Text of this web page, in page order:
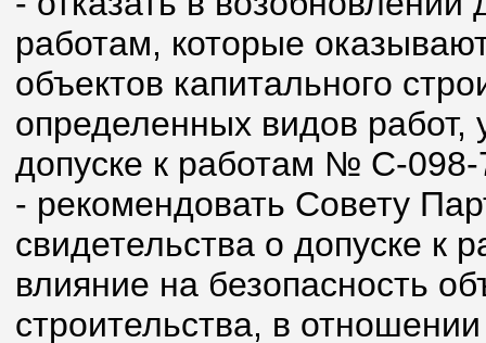
работам, которые
объектов капитального
определенных видов работ,
допуске к работам № С-
- рекомендовать Совету
свидетельства о допуске к
влияние на безопасность
строительства, в